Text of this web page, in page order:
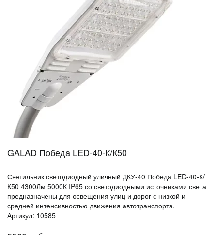
GALAD Победа LED-40-К/К50
Светильник светодиодный уличный ДКУ-40 Победа LED-40-К/
К50 4300Лм 5000К IP65 со светодиодными источниками света
предназначены для освещения улиц и дорог с низкой и
средней интенсивностью движения автотранспорта.
Артикул: 10585